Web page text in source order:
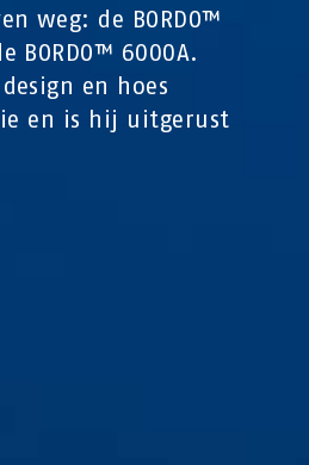
weg: de BORDO™
BORDO™ 6000A.
en hoes
en is hij uitgerust